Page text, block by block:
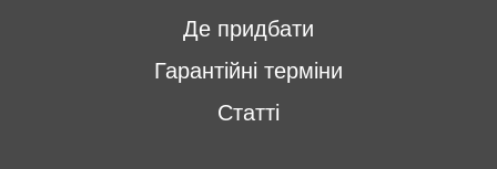
Де придбати
Гарантійні терміни
Статті